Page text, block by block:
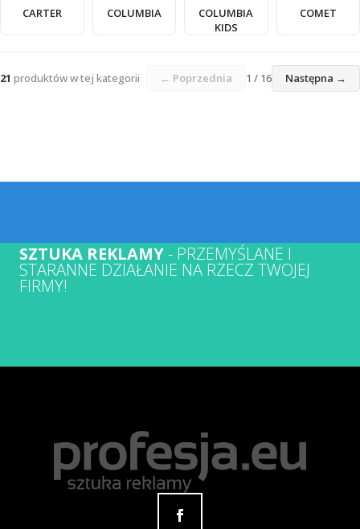
CARTER COLUMBIA
COLUMBIA
KIDS
COMET
21 produktów w tej kategorii ← Poprzednia 1 / 16 Następna →
SZTUKA REKLAMY- PRZEMYŚLANE I
STARANNE DZIAŁANIE NA RZECZ TWOJEJ
FIRMY!